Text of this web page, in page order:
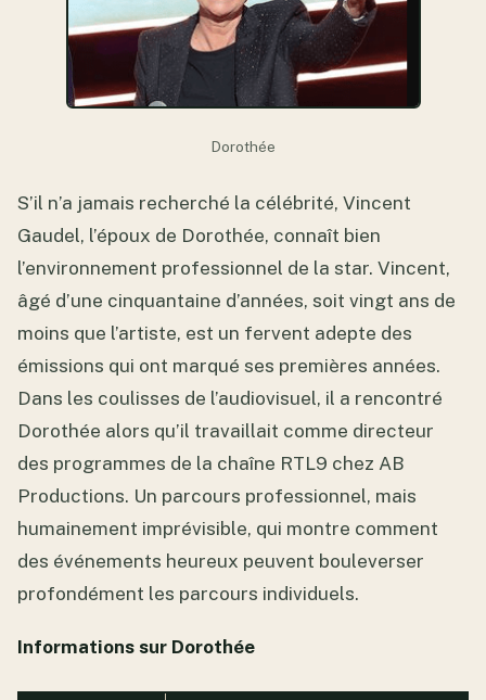
Dorothée
S’il n’a jamais recherché la célébrité, Vincent
Gaudel, l’époux de Dorothée, connaît bien
l’environnement professionnel de la star. Vincent,
âgé d’une cinquantaine d’années, soit vingt ans de
moins que l’artiste, est un fervent adepte des
émissions qui ont marqué ses premières années.
Dans les coulisses de l’audiovisuel, il a rencontré
Dorothée alors qu’il travaillait comme directeur
des programmes de la chaîne RTL9 chez AB
Productions. Un parcours professionnel, mais
humainement imprévisible, qui montre comment
des événements heureux peuvent bouleverser
profondément les parcours individuels.
Informations sur Dorothée